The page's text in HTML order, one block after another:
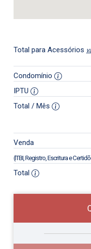
Total para Acessórios
Condomínio
IPTU
Total / Mês
Venda
(ITBI, Registro, Escritura e
Total
Qual o